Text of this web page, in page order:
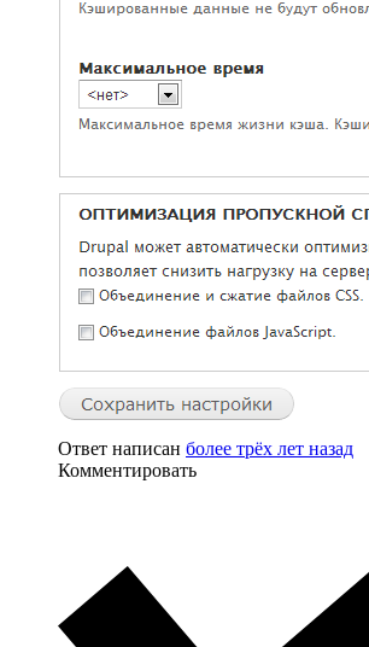
Ответ написан более трёх лет назад
Комментировать